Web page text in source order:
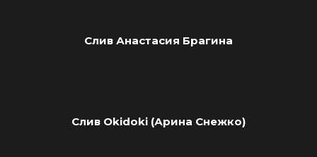
Слив Анастасия Брагина
Слив Okidoki (Арина Снежко)